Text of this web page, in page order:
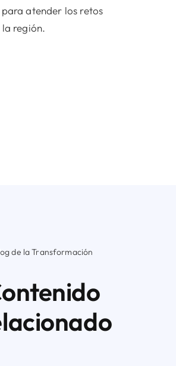
atender los retos
región.
de la Transformación